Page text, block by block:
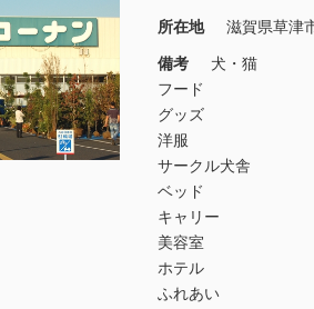
所在地 滋賀県草津
備考
犬・猫
フード
グッズ
洋服
サークル犬舎
ベッド
キャリー
美容室
ホテル
ふれあい